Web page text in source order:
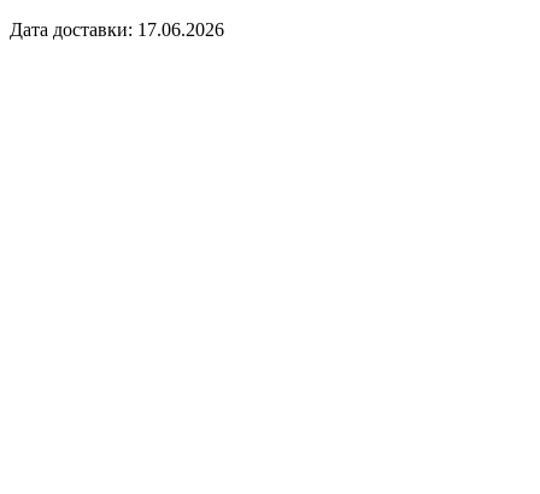
Дата доставки: 17.06.2026